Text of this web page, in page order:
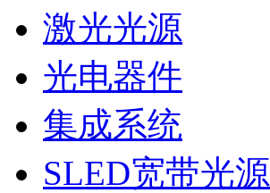
激光光源
光电器件
集成系统
SLED宽带光源